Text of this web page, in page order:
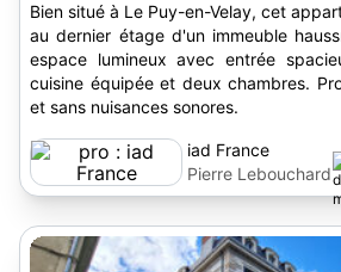
Bien situé à Le Puy-en-Velay, cet
au dernier étage d'un immeuble
espace lumineux avec entrée
cuisine équipée et deux chambres.
et sans nuisances sonores.
iad France
Pierre Lebouchard